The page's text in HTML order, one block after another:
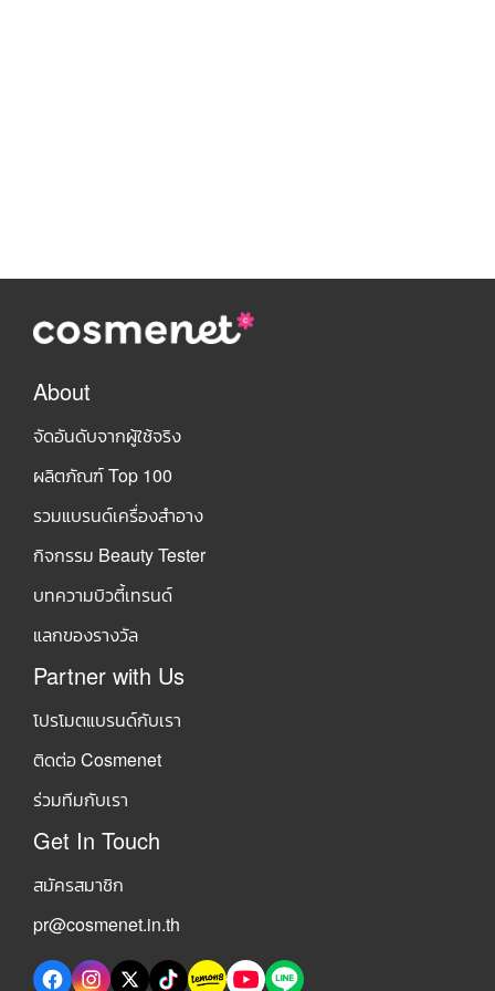
About
จัดอันดับจากผู้ใช้จริง
ผลิตภัณฑ์ Top 100
รวมแบรนด์เครื่องสำอาง
กิจกรรม Beauty Tester
บทความบิวตี้เทรนด์
แลกของรางวัล
Partner with Us
โปรโมตแบรนด์กับเรา
ติดต่อ Cosmenet
ร่วมทีมกับเรา
Get In Touch
สมัครสมาชิก
pr@cosmenet.in.th